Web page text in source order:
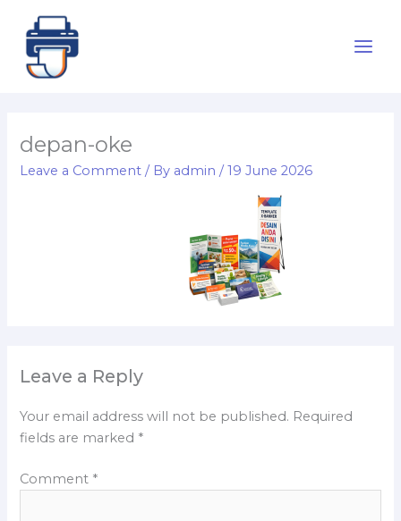
content
depan-oke
Leave a Comment / By admin/19 June 2026
Leave a Reply
Your email address will not be published. Required
fields are marked *
Comment *